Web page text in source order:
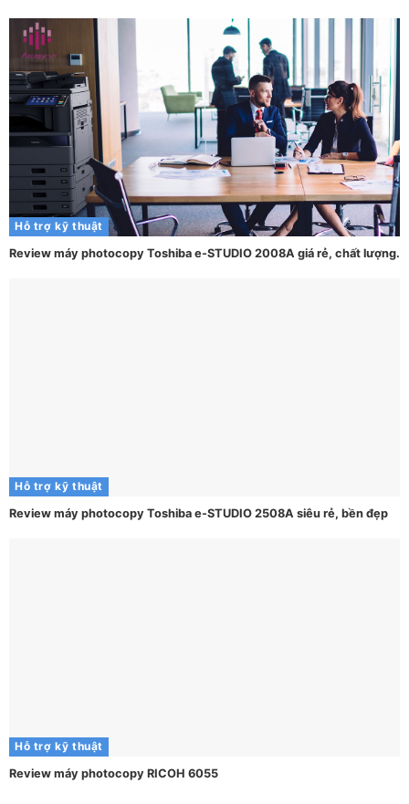
Hỗ trợ kỹ thuật
Review máy photocopy Toshiba e-STUDIO 2008A giá rẻ, chất lượng.
Hỗ trợ kỹ thuật
Review máy photocopy Toshiba e-STUDIO 2508A siêu rẻ, bền đẹp
Hỗ trợ kỹ thuật
Review máy photocopy RICOH 6055